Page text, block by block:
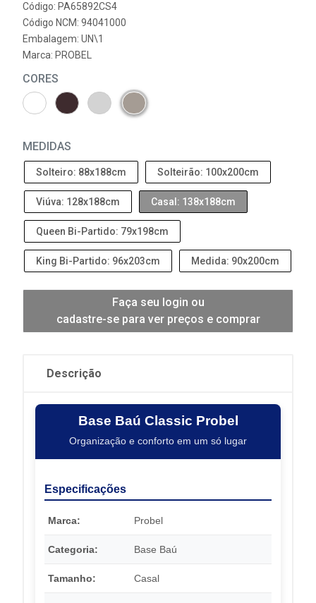
Código: PA65892CS4
Código NCM: 94041000
Embalagem: UN\1
Marca: PROBEL
CORES
MEDIDAS
Solteiro: 88x188cm Solteirão: 100x200cm
Viúva: 128x188cm Casal: 138x188cm
Queen Bi-Partido: 79x198cm
King Bi-Partido: 96x203cm Medida: 90x200cm
Faça seu login ou
cadastre-se para ver preços e comprar
Descrição
Base Baú Classic Probel
Organização e conforto em um só lugar
Especificações
Marca: Probel
Categoria: Base Baú
Tamanho: Casal